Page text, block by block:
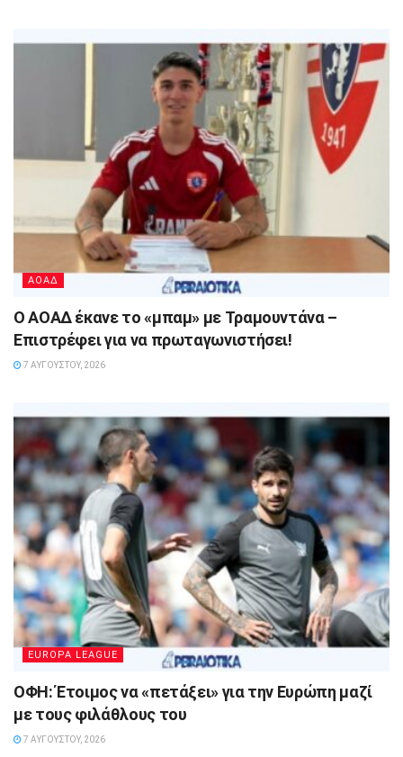
ΑΟΑΔ
Ο ΑΟΑΔ έκανε το «μπαμ» με Τραμουντάνα –
Επιστρέφει για να πρωταγωνιστήσει!
7 ΑΥΓΟΎΣΤΟΥ, 2026
EUROPA LEAGUE
ΟΦΗ: Έτοιμος να «πετάξει» για την Ευρώπη μαζί
με τους φιλάθλους του
7 ΑΥΓΟΎΣΤΟΥ, 2026